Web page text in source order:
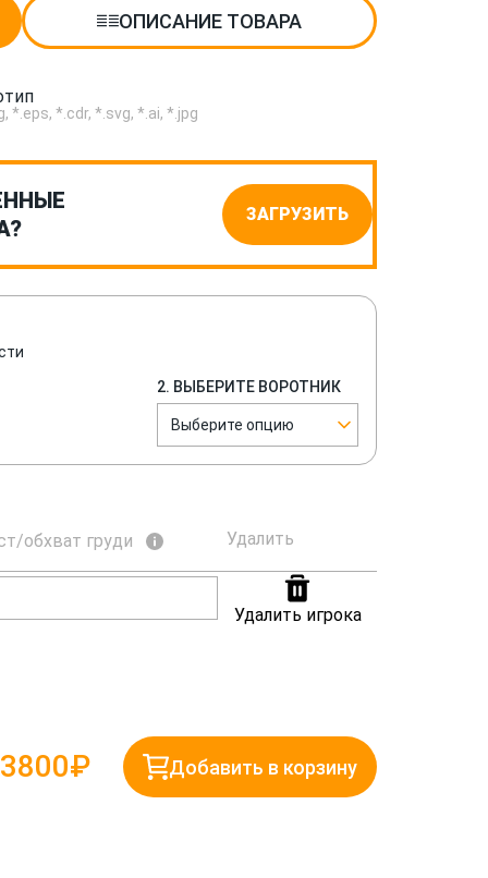
ОПИСАНИЕ ТОВАРА
*.eps, *.cdr, *.svg, *.ai, *.jpg
ЗАГРУЗИТЬ
2. ВЫБЕРИТЕ ВОРОТНИК
Выберите опцию
обхват груди Удалить
Удалить игрока
3800₽ Добавить в корзину